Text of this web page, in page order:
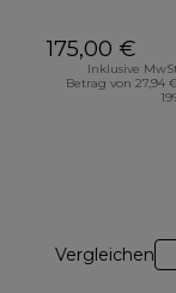
175,00 €
Inklusive
Betrag von 27,94
Vergleichen